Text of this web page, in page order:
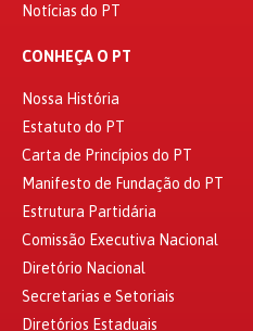
Notícias do PT
CONHEÇA O PT
Nossa História
Estatuto do PT
Carta de Princípios do PT
Manifesto de Fundação do PT
Estrutura Partidária
Comissão Executiva Nacional
Diretório Nacional
Secretarias e Setoriais
Diretórios Estaduais